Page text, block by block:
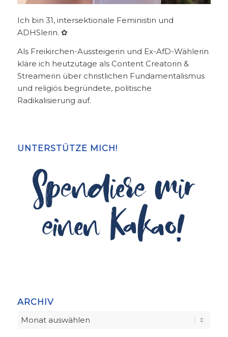
Ich bin 31, intersektionale Feministin und
ADHSlerin. ✿
Als Freikirchen-Aussteigerin und Ex-AfD-Wählerin
kläre ich heutzutage als Content Creatorin &
Streamerin über christlichen Fundamentalismus
und religiös begründete, politische
Radikalisierung auf.
UNTERSTÜTZE MICH!
ARCHIV